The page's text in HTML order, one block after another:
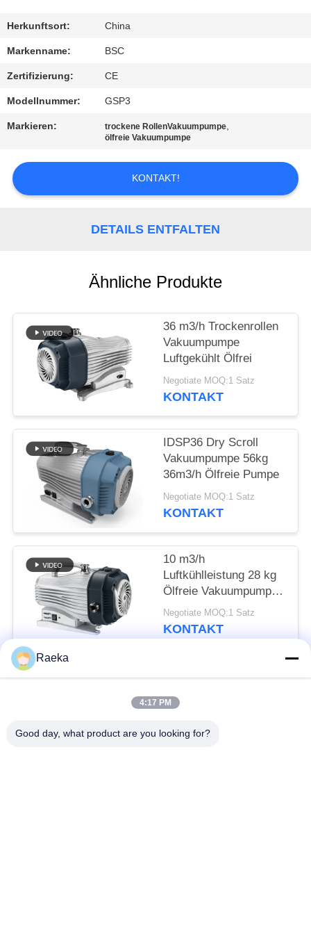
KONTAKT
MIT
UNS
ANGEBOT
COMPRESSOR
DATENSCHUTZRICHTLINIE
Herkunftsort: China
Markenname: BSC
Zertifizierung: CE
Modellnummer: GSP3
Markieren: trockene RollenVakuumpumpe,
ölfreie Vakuumpumpe
KONTAKT!
DETAILS ENTFALTEN
Ähnliche Produkte
36 m3/h Trockenrollen
Vakuumpumpe
Luftgekühlt Ölfrei
Negotiate MOQ:1 Satz
KONTAKT
IDSP36 Dry Scroll
Vakuumpumpe 56kg
36m3/h Ölfreie Pumpe
Negotiate MOQ:1 Satz
KONTAKT
10 m3/h
Luftkühlleistung 28 kg
Ölfreie Vakuumpumpe,
Trockenrollenpumpe
Negotiate MOQ:1 Satz
KONTAKT
DrehschaufelVakuumpumpe Rollen-Vakuumpumpe
Raeka
4:17 PM
Good day, what product are you looking for?